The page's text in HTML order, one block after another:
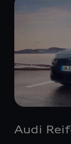
Audi